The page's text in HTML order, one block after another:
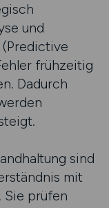
und
frühzeitig
Dadurch
sind
mit
Sie prüfen